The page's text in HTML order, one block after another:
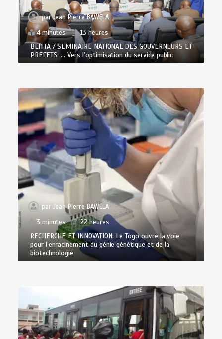
parJean Pierre BAWELA
4 minutes
13 heures
BLITTA / SEMINAIRE NATIONAL DES GOUVERNEURS ET
PREFETS: … Vers l’optimisation du service public
parJean Pierre BAWELA
3 minutes
22 heures
RECHERCHE ET INNOVATION: Le Togo ouvre la voie
pour l’enracinement du génie génétique et de la
biotechnologie